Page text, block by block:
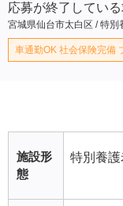
応募が終了してい
宮城県仙台市太白区 / 特
車通勤OK 社会保険完備
施設形
態
特別養